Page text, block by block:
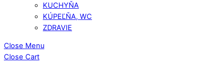
KUCHYŇA
KÚPEĽŇA, WC
ZDRAVIE
Close Menu
Close Cart